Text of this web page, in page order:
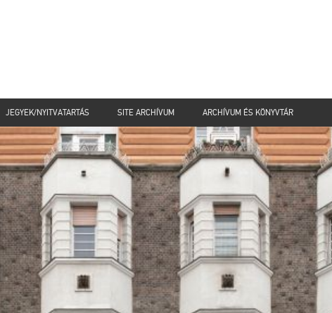
JEGYEK/NYITVATARTÁS SITE ARCHÍVUM ARCHÍVUM ÉS KÖNYVTÁR